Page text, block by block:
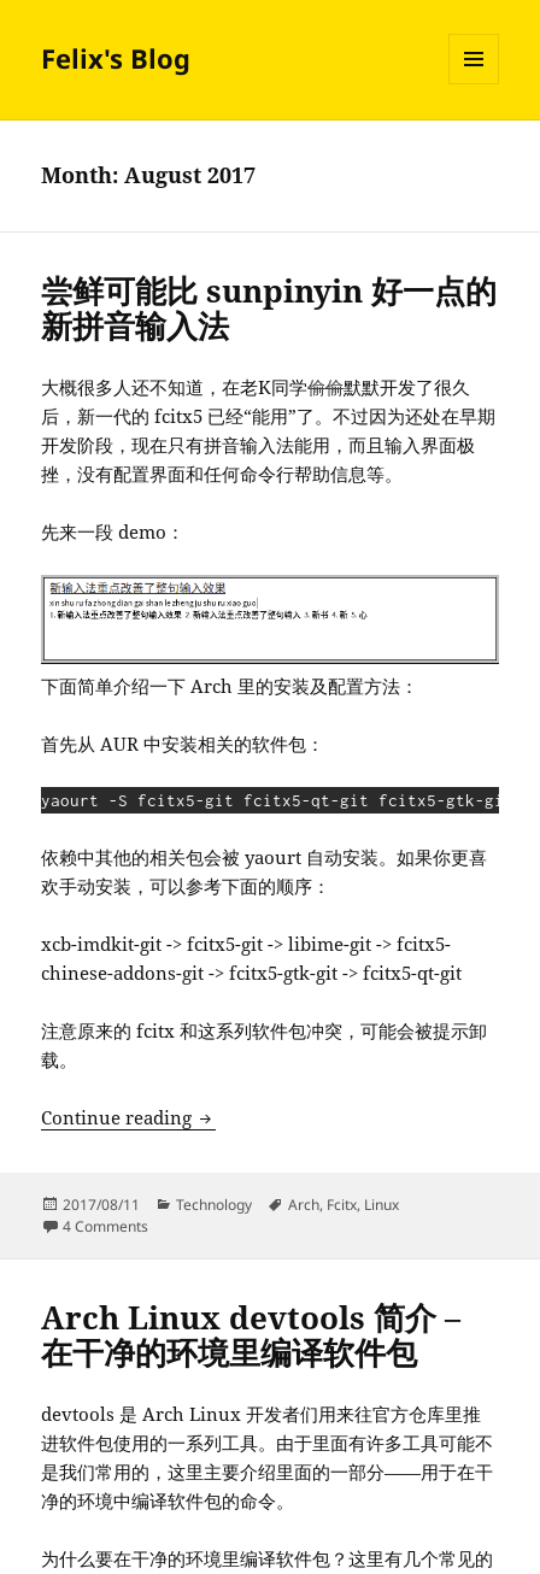
Felix's Blog
AND
Month:August 2017
尝鲜可能比 sunpinyin 好一点的
新拼音输入法
大概很多人还不知道，在老K同学偷偷默默开发了很久
后，新一代的 fcitx5 已经“能用”了。不过因为还处在早期
开发阶段，现在只有拼音输入法能用，而且输入界面极
挫，没有配置界面和任何命令行帮助信息等。
先来一段 demo：
下面简单介绍一下 Arch 里的安装及配置方法：
首先从 AUR 中安装相关的软件包：
yaourt -S fcitx5-git fcitx5-qt-git fcitx5-gtk-git
依赖中其他的相关包会被 yaourt 自动安装。如果你更喜
欢手动安装，可以参考下面的顺序：
xcb-imdkit-git -> fcitx5-git -> libime-git -> fcitx5-
chinese-addons-git -> fcitx5-gtk-git -> fcitx5-qt-git
注意原来的 fcitx 和这系列软件包冲突，可能会被提示卸
载。
Continue reading 尝鲜可能比 sunpinyin 好一点的新拼音输
Posted
on
2017/08/11 Categories
Technology Tags
Arch, Fcitx, Linux
4 Comments
Arch Linux devtools 简介 –
在干净的环境里编译软件包
devtools 是 Arch Linux 开发者们用来往官方仓库里推
进软件包使用的一系列工具。由于里面有许多工具可能不
是我们常用的，这里主要介绍里面的一部分——用于在干
净的环境中编译软件包的命令。
为什么要在干净的环境里编译软件包？这里有几个常见的